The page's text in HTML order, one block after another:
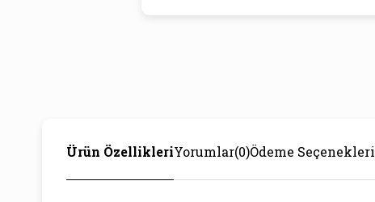
Ürün ÖzellikleriYorumlar(0)Ödeme Seçenekleri